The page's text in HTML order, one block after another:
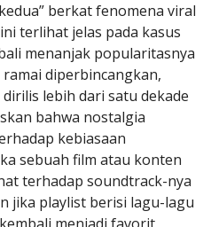
berkat fenomena viral
terlihat jelas pada kasus
menanjak popularitasnya
ramai diperbincangkan,
lebih dari satu dekade
bahwa nostalgia
kebiasaan
sebuah film atau konten
terhadap soundtrack-nya
jika playlist berisi lagu-lagu